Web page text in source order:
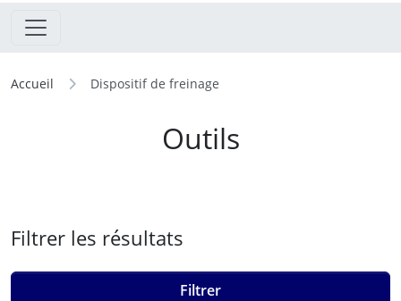
Accueil Dispositif de freinage
Outils
Filtrer les résultats
Filtrer